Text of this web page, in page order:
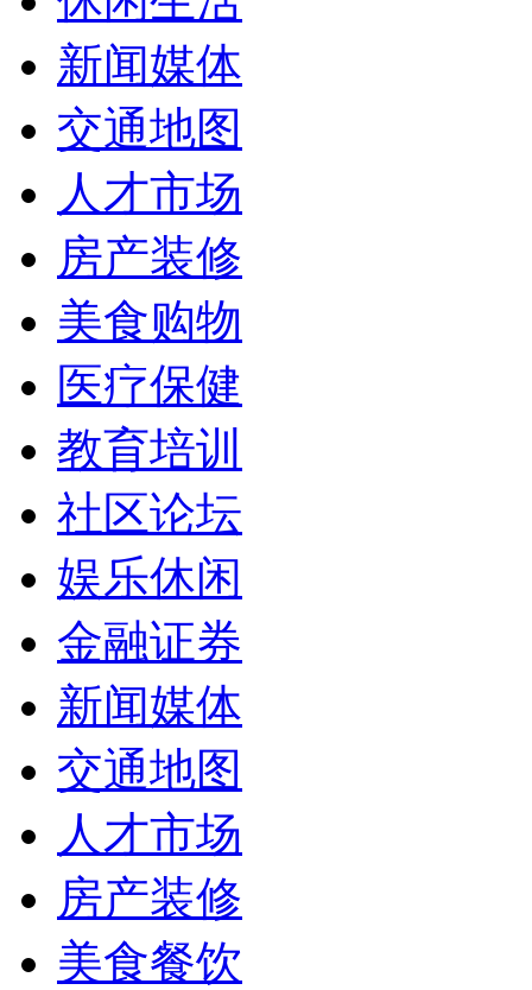
新闻媒体
交通地图
人才市场
房产装修
美食购物
医疗保健
教育培训
社区论坛
娱乐休闲
金融证券
新闻媒体
交通地图
人才市场
房产装修
美食餐饮